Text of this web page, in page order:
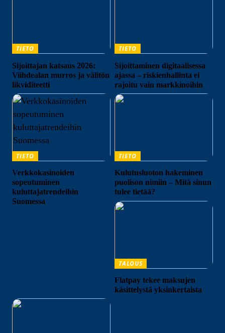
TIETO
Sijoittajan katsaus 2026:
Viihdealan murros ja välitön
likviditeetti
TIETO
Sijoittaminen digitaalisessa
ajassa – riskienhallinta ei
rajoitu vain markkinoihin
TIETO
Verkkokasinoiden
sopeutuminen
kuluttajatrendeihin
Suomessa
TIETO
Kulutusluoton hakeminen
puolison nimiin – Mitä sinun
tulee tietää?
TALOUS
Flatpay tekee maksujen
käsittelystä yksinkertaista